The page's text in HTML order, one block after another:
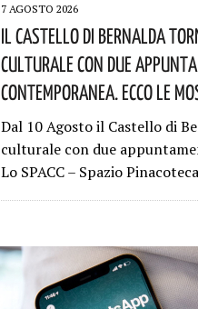
7 AGOSTO 2026
Il Castello Di Bernalda
Culturale Con Due
Contemporanea. Ecco Le
Dal 10 Agosto il Castello di
culturale con due
Lo SPACC – Spazio